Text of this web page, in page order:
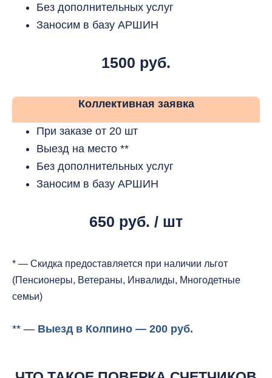
Без дополнительных услуг
Заносим в базу АРШИН
1500 руб.
Коллективная заявка
При заказе от 20 шт
Выезд на место **
Без дополнительных услуг
Заносим в базу АРШИН
650 руб. / шт
* — Скидка предоставляется при наличии льгот
(Пенсионеры, Ветераны, Инвалиды, Многодетные
семьи)
** — Выезд в Колпино — 200 руб.